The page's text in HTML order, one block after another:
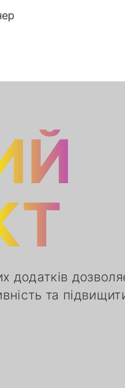
додатків
та